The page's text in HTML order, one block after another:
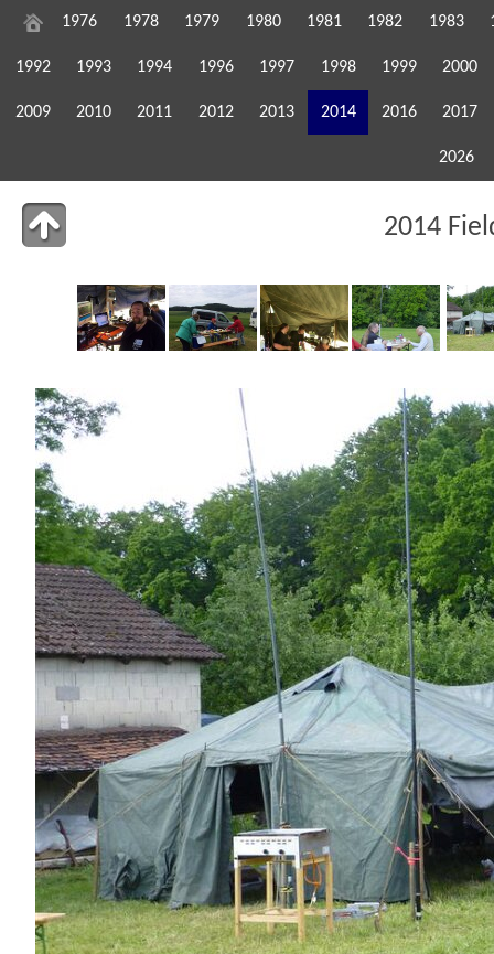
1976 1978 1979 1980 1981 1982 1983
1992 1993 1994 1996 1997 1998 1999 2000
2009 2010 2011 2012 2013 2014 2016 2017
2026
2014